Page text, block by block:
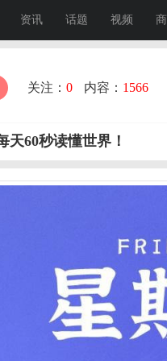
资讯 话题 视频
关注： 0 内容： 1566
天60秒读懂世界！